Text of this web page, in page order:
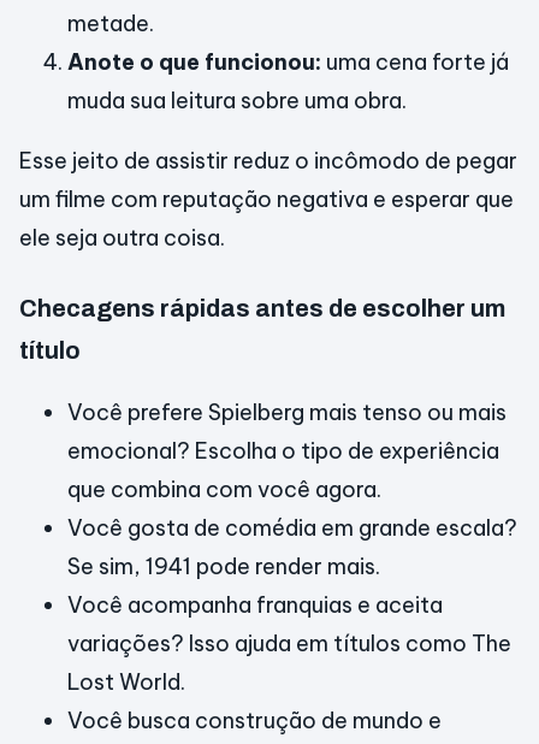
metade.
Anote o que funcionou: uma cena forte já
muda sua leitura sobre uma obra.
Esse jeito de assistir reduz o incômodo de pegar
um filme com reputação negativa e esperar que
ele seja outra coisa.
Checagens rápidas antes de escolher um
título
Você prefere Spielberg mais tenso ou mais
emocional? Escolha o tipo de experiência
que combina com você agora.
Você gosta de comédia em grande escala?
Se sim, 1941 pode render mais.
Você acompanha franquias e aceita
variações? Isso ajuda em títulos como The
Lost World.
Você busca construção de mundo e